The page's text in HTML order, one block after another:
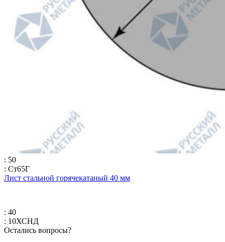
: 50
: Ст65Г
Лист стальной горячекатаный 40 мм
: 40
: 10ХСНД
Остались вопросы?